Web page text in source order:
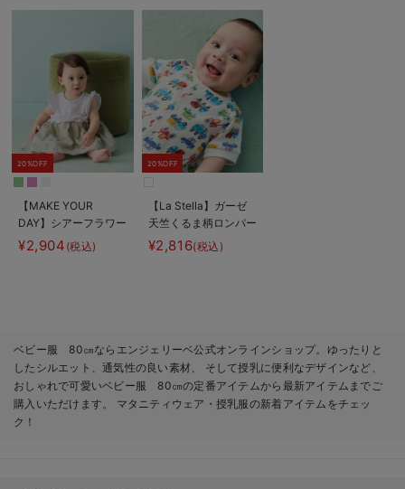
20%OFF
【MAKE YOUR
DAY】シアーフラワー
ロンパース
¥2,904 (税込)
20%OFF
【La Stella】ガーゼ
天竺くるま柄ロンパー
ス
¥2,816(税込)
ベビー服 80㎝ならエンジェリーベ公式オンラインショップ。ゆったりと
したシルエット、通気性の良い素材、 そして授乳に便利なデザインなど、
おしゃれで可愛いベビー服 80㎝の定番アイテムから最新アイテムまでご
購入いただけます。 マタニティウェア・授乳服の新着アイテムをチェッ
ク！